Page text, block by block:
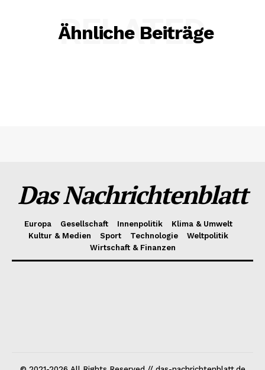
Ähnliche Beiträge
RELATED
Das Nachrichtenblatt
Europa Gesellschaft Innenpolitik
Klima & Umwelt
Kultur & Medien
Sport Technologie
Weltpolitik
Wirtschaft & Finanzen